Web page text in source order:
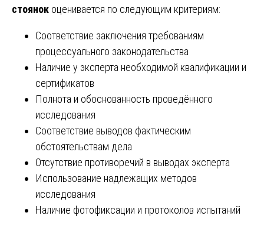
стоянок оценивается по следующим критериям:
Соответствие заключения требованиям
процессуального законодательства
Наличие у эксперта необходимой квалификации и
сертификатов
Полнота и обоснованность проведённого
исследования
Соответствие выводов фактическим
обстоятельствам дела
Отсутствие противоречий в выводах эксперта
Использование надлежащих методов
исследования
Наличие фотофиксации и протоколов испытаний